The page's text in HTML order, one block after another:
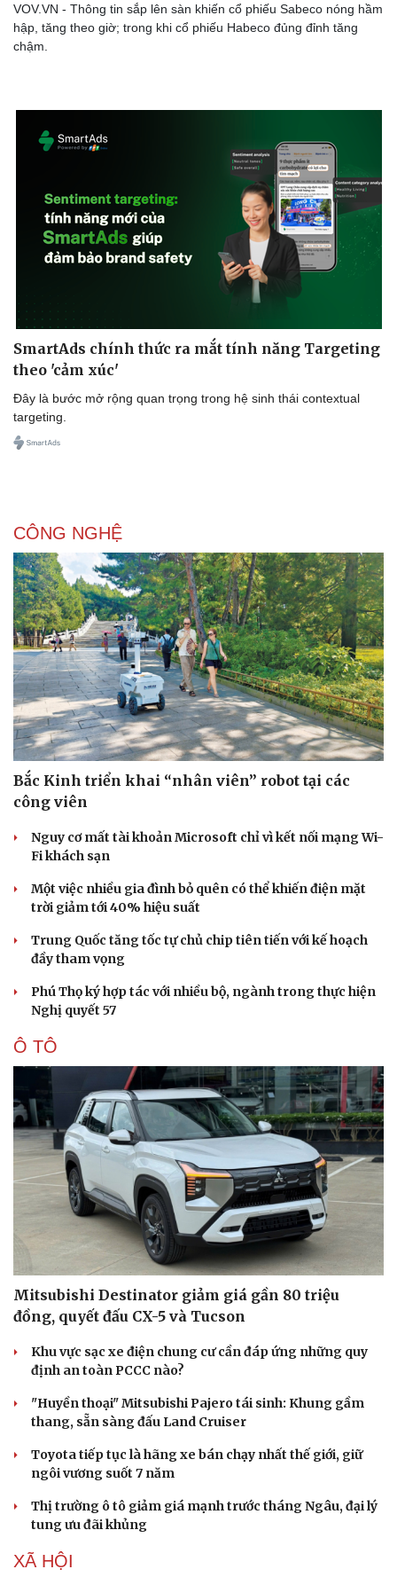
Dinh dưỡng - món ngon
Sản phụ khoa
Nhi khoa
Nam khoa
Làm đẹp - giảm cân
Phòng mạch online
Ăn sạch sống khỏe
Blog
Tình yêu - Gia đình
VOV.VN - Thông tin sắp lên sàn khiến cổ phiếu Sabeco nóng hầm
hập, tăng theo giờ; trong khi cổ phiếu Habeco đủng đỉnh tăng
chậm.
SmartAds chính thức ra mắt tính năng Targeting
theo 'cảm xúc'
Đây là bước mở rộng quan trọng trong hệ sinh thái contextual
targeting.
CÔNG NGHỆ
Bắc Kinh triển khai “nhân viên” robot tại các
công viên
Nguy cơ mất tài khoản Microsoft chỉ vì kết nối mạng Wi-
Fi khách sạn
Một việc nhiều gia đình bỏ quên có thể khiến điện mặt
trời giảm tới 40% hiệu suất
Trung Quốc tăng tốc tự chủ chip tiên tiến với kế hoạch
đầy tham vọng
Phú Thọ ký hợp tác với nhiều bộ, ngành trong thực hiện
Nghị quyết 57
Ô TÔ
Mitsubishi Destinator giảm giá gần 80 triệu
đồng, quyết đấu CX-5 và Tucson
Khu vực sạc xe điện chung cư cần đáp ứng những quy
định an toàn PCCC nào?
"Huyền thoại" Mitsubishi Pajero tái sinh: Khung gầm
thang, sẵn sàng đấu Land Cruiser
Toyota tiếp tục là hãng xe bán chạy nhất thế giới, giữ
ngôi vương suốt 7 năm
Thị trường ô tô giảm giá mạnh trước tháng Ngâu, đại lý
tung ưu đãi khủng
XÃ HỘI